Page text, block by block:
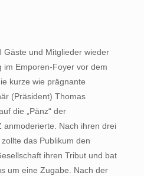
und Mitglieder wieder
im Emporen-Foyer vor dem
kurze wie prägnante
(Präsident) Thomas
die „Pänz“ der
anmoderierte. Nach ihren drei
das Publikum den
ihren Tribut und bat
um eine Zugabe. Nach der